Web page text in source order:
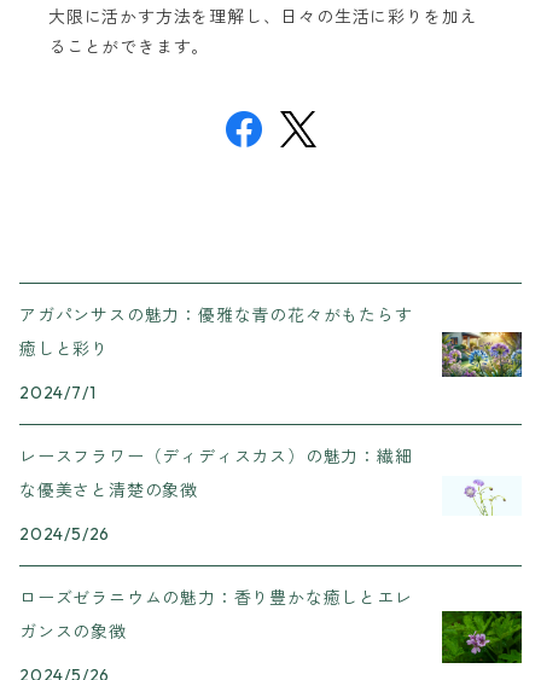
大限に活かす方法を理解し、日々の生活に彩りを加え
ることができます。
アガパンサスの魅力：優雅な青の花々がもたらす
癒しと彩り
2024/7/1
レースフラワー（ディディスカス）の魅力：繊細
な優美さと清楚の象徴
2024/5/26
ローズゼラニウムの魅力：香り豊かな癒しとエレ
ガンスの象徴